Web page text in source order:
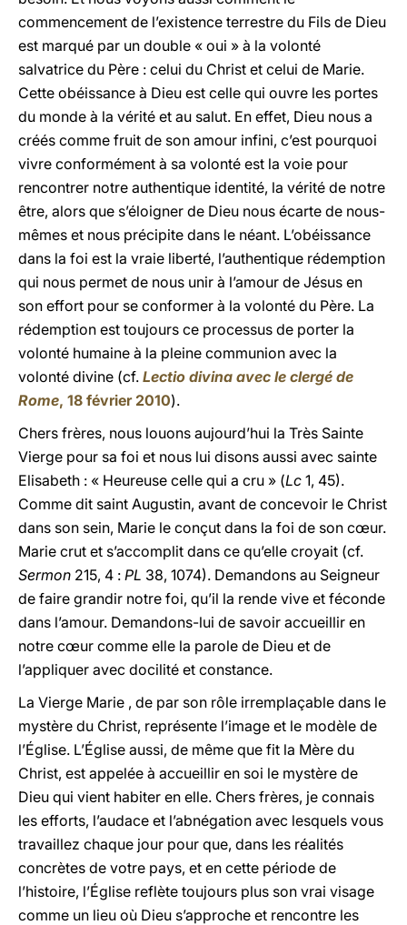
commencement de l’existence terrestre du Fils de Dieu
est marqué par un double « oui » à la volonté
salvatrice du Père : celui du Christ et celui de Marie.
Cette obéissance à Dieu est celle qui ouvre les portes
du monde à la vérité et au salut. En effet, Dieu nous a
créés comme fruit de son amour infini, c’est pourquoi
vivre conformément à sa volonté est la voie pour
rencontrer notre authentique identité, la vérité de notre
être, alors que s’éloigner de Dieu nous écarte de nous-
mêmes et nous précipite dans le néant. L’obéissance
dans la foi est la vraie liberté, l’authentique rédemption
qui nous permet de nous unir à l’amour de Jésus en
son effort pour se conformer à la volonté du Père. La
rédemption est toujours ce processus de porter la
volonté humaine à la pleine communion avec la
volonté divine (cf. Lectio divina avec le clergé de
Rome, 18 février 2010).
Chers frères, nous louons aujourd’hui la Très Sainte
Vierge pour sa foi et nous lui disons aussi avec sainte
Elisabeth : « Heureuse celle qui a cru » (Lc 1, 45).
Comme dit saint Augustin, avant de concevoir le Christ
dans son sein, Marie le conçut dans la foi de son cœur.
Marie crut et s’accomplit dans ce qu’elle croyait (cf.
Sermon 215, 4 : PL 38, 1074). Demandons au Seigneur
de faire grandir notre foi, qu’il la rende vive et féconde
dans l’amour. Demandons-lui de savoir accueillir en
notre cœur comme elle la parole de Dieu et de
l’appliquer avec docilité et constance.
La Vierge Marie , de par son rôle irremplaçable dans le
mystère du Christ, représente l’image et le modèle de
l’Église. L’Église aussi, de même que fit la Mère du
Christ, est appelée à accueillir en soi le mystère de
Dieu qui vient habiter en elle. Chers frères, je connais
les efforts, l’audace et l’abnégation avec lesquels vous
travaillez chaque jour pour que, dans les réalités
concrètes de votre pays, et en cette période de
l’histoire, l’Église reflète toujours plus son vrai visage
comme un lieu où Dieu s’approche et rencontre les